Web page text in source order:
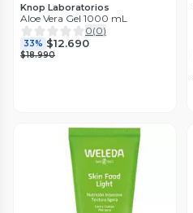
Knop Laboratorios
Aloe Vera Gel 1000 mL
0(0)
33% $12.690
$18.990